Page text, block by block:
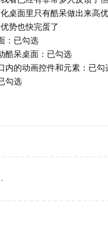
桌面里只有酷呆做出来高
势也快完蛋了
：已勾选
酷呆桌面：已勾选
内的动画控件和元素：已勾
勾选